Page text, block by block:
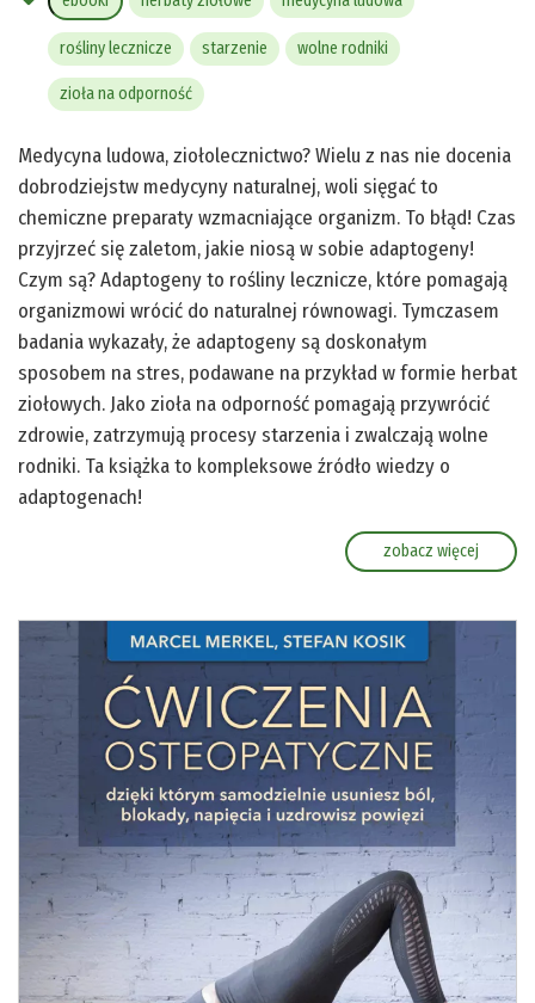
rośliny lecznicze starzenie wolne rodniki
zioła na odporność
Medycyna ludowa, ziołolecznictwo? Wielu z nas nie docenia
dobrodziejstw medycyny naturalnej, woli sięgać to
chemiczne preparaty wzmacniające organizm. To błąd! Czas
przyjrzeć się zaletom, jakie niosą w sobie adaptogeny!
Czym są? Adaptogeny to rośliny lecznicze, które pomagają
organizmowi wrócić do naturalnej równowagi. Tymczasem
badania wykazały, że adaptogeny są doskonałym
sposobem na stres, podawane na przykład w formie herbat
ziołowych. Jako zioła na odporność pomagają przywrócić
zdrowie, zatrzymują procesy starzenia i zwalczają wolne
rodniki. Ta książka to kompleksowe źródło wiedzy o
adaptogenach!
zobacz więcej